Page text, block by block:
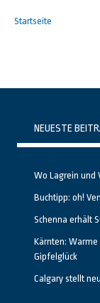
Startseite
NEUESTE
Wo Lagrein und
Buchtipp: oh!
Schenna erhält
Kärnten:
Gipfelglück
Calgary stellt